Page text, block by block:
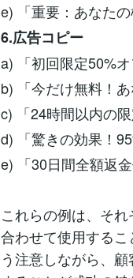
e) 「重要：あなた
6.広告コピー
a) 「初回限定50%
b) 「今だけ無料！
c) 「24時間以内の
d) 「驚きの効果！
e) 「30日間全額返
これらの例は、そ
合わせて使用する
う注意しながら、